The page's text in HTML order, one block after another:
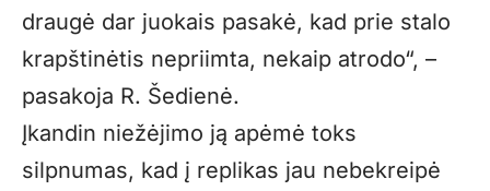
draugė dar juokais pasakė, kad prie stalo
krapštinėtis nepriimta, nekaip atrodo“, –
pasakoja R. Šedienė.
Įkandin niežėjimo ją apėmė toks
silpnumas, kad į replikas jau nebekreipė